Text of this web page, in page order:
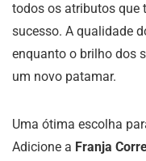
todos os atributos que
sucesso. A qualidade
enquanto o brilho dos
um novo patamar.
Uma ótima escolha
Adicione a Franja